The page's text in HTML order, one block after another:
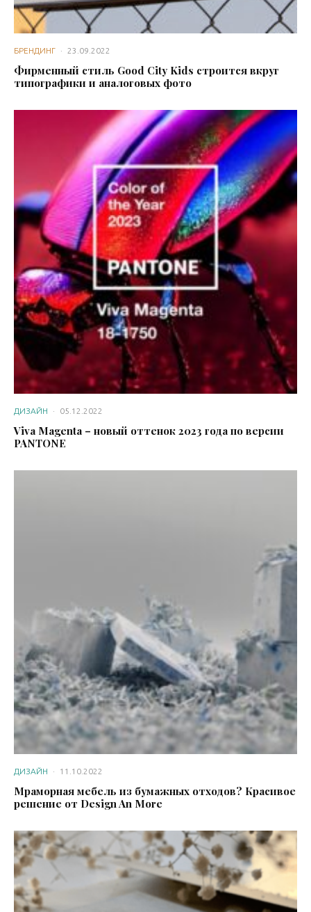
БРЕНДИНГ · 23.09.2022
Фирменный стиль Good City Kids строится вкруг
типографики и аналоговых фото
ДИЗАЙН · 05.12.2022
Viva Magenta – новый оттенок 2023 года по версии
PANTONE
ДИЗАЙН · 11.10.2022
Мраморная мебель из бумажных отходов? Красивое
решение от Design An More